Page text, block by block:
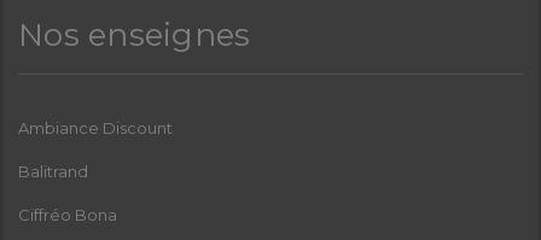
Nos enseignes
Ambiance Discount
Balitrand
Ciffréo Bona